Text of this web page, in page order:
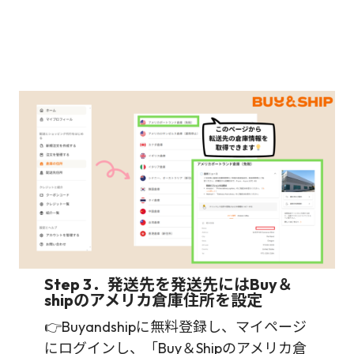
Step 3．発送先を発送先にはBuy＆
shipのアメリカ倉庫住所を設定
👉Buyandshipに無料登録し、マイページ
にログインし、「Buy＆Shipのアメリカ倉